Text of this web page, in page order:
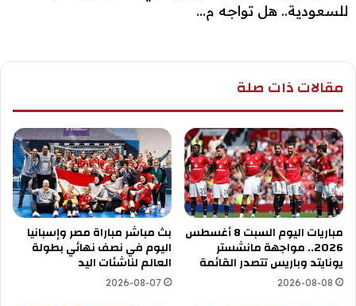
للسعودية.. هل تواجه م...
مقالات ذات صلة
مباريات اليوم السبت 8 أغسطس
2026.. مواجهة مانشستر
يونايتد وباريس تتصدر القائمة
2026-08-08
بث مباشر مباراة مصر وإسبانيا
اليوم في نصف نهائي بطولة
العالم لناشئات اليد
2026-08-07